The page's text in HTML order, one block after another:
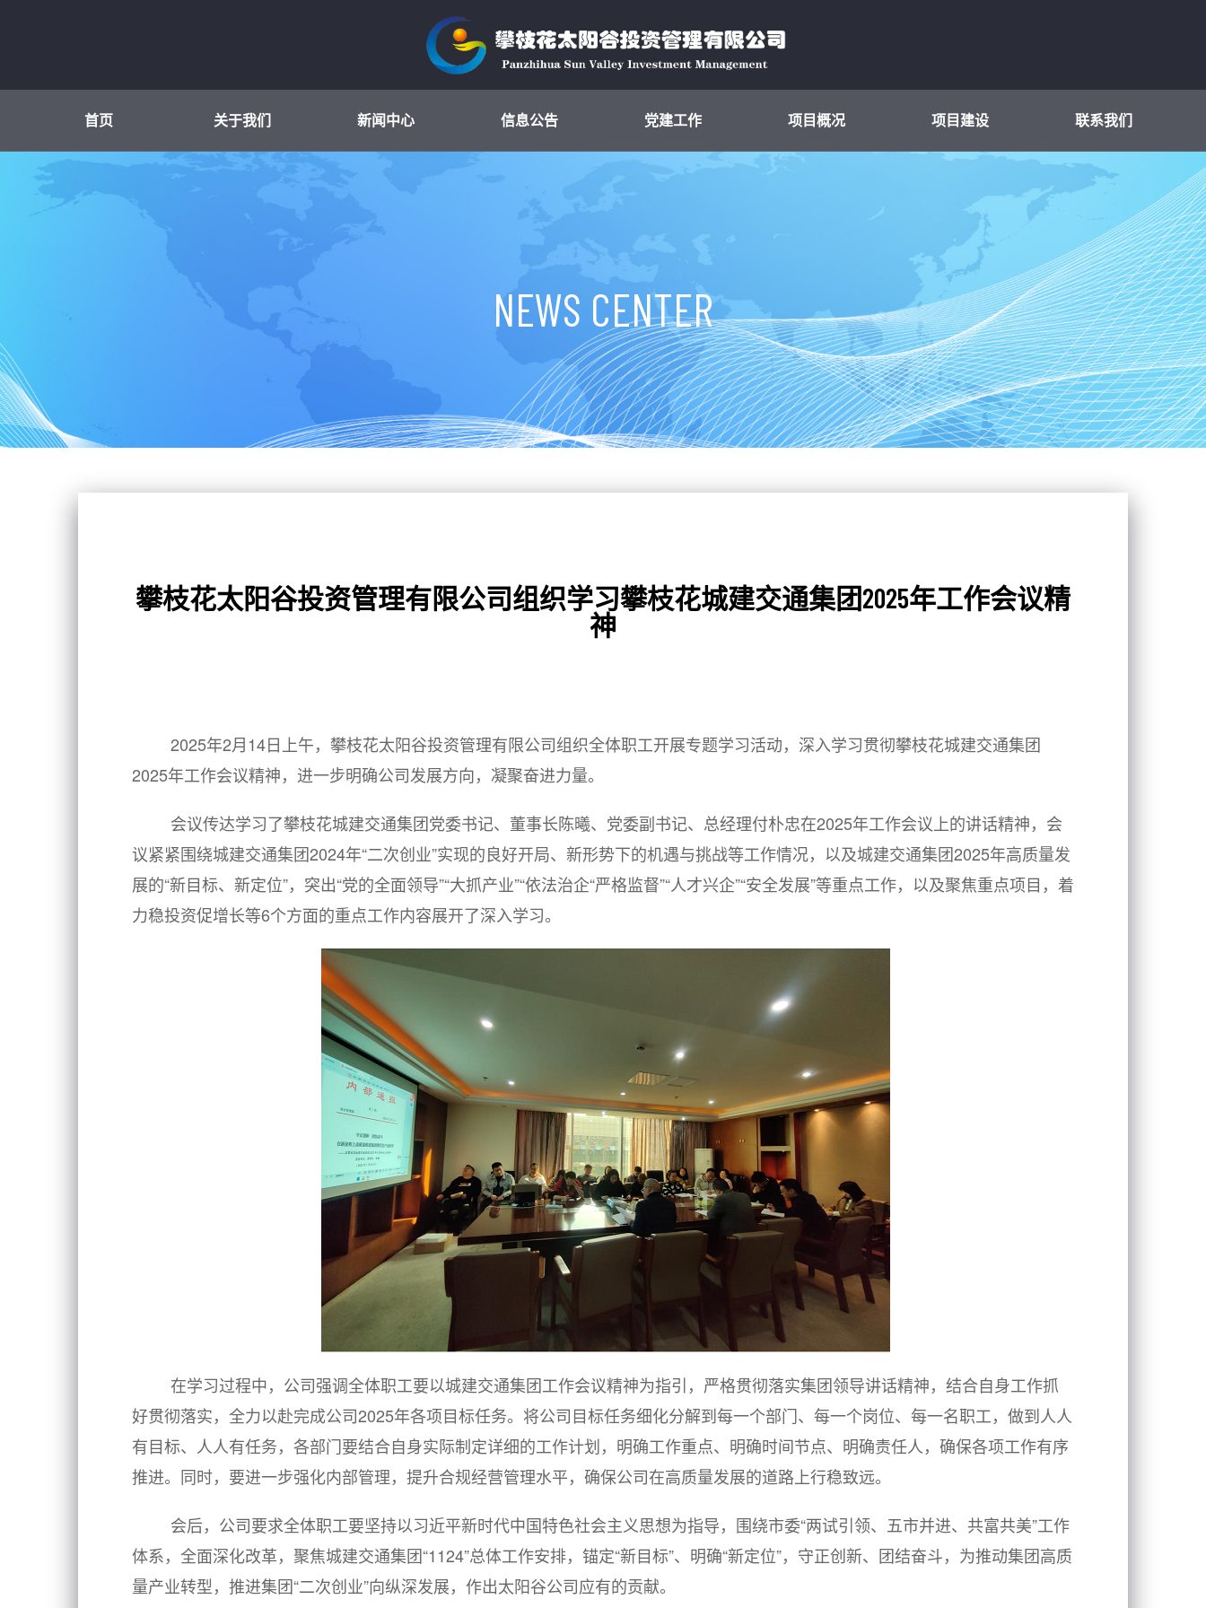
首页 关于我们 新闻中心 信息公告 党建工作 项目概况 项目建设 联系我们
NEWS CENTER
攀枝花太阳谷投资管理有限公司组织学习攀枝花城建交通集团2025年工作会议精
神
2025年2月14日上午，攀枝花太阳谷投资管理有限公司组织全体职工开展专题学习活动，深入学习贯彻攀枝花城建交通集团
2025年工作会议精神，进一步明确公司发展方向，凝聚奋进力量。
会议传达学习了攀枝花城建交通集团党委书记、董事长陈曦、党委副书记、总经理付朴忠在2025年工作会议上的讲话精神，会
议紧紧围绕城建交通集团2024年“二次创业”实现的良好开局、新形势下的机遇与挑战等工作情况，以及城建交通集团2025年高质量发
展的“新目标、新定位”，突出“党的全面领导”“大抓产业”“依法治企“严格监督”“人才兴企”“安全发展”等重点工作，以及聚焦重点项目，着
力稳投资促增长等6个方面的重点工作内容展开了深入学习。
在学习过程中，公司强调全体职工要以城建交通集团工作会议精神为指引，严格贯彻落实集团领导讲话精神，结合自身工作抓
好贯彻落实，全力以赴完成公司2025年各项目标任务。将公司目标任务细化分解到每一个部门、每一个岗位、每一名职工，做到人人
有目标、人人有任务，各部门要结合自身实际制定详细的工作计划，明确工作重点、明确时间节点、明确责任人，确保各项工作有序
推进。同时，要进一步强化内部管理，提升合规经营管理水平，确保公司在高质量发展的道路上行稳致远。
会后，公司要求全体职工要坚持以习近平新时代中国特色社会主义思想为指导，围绕市委“两试引领、五市并进、共富共美”工作
体系，全面深化改革，聚焦城建交通集团“1124”总体工作安排，锚定“新目标”、明确“新定位”，守正创新、团结奋斗，为推动集团高质
量产业转型，推进集团“二次创业”向纵深发展，作出太阳谷公司应有的贡献。